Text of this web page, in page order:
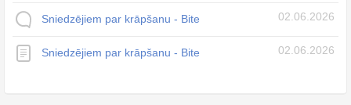
Sniedzējiem par krāpšanu - Bite 02.06.2026
Sniedzējiem par krāpšanu - Bite 02.06.2026